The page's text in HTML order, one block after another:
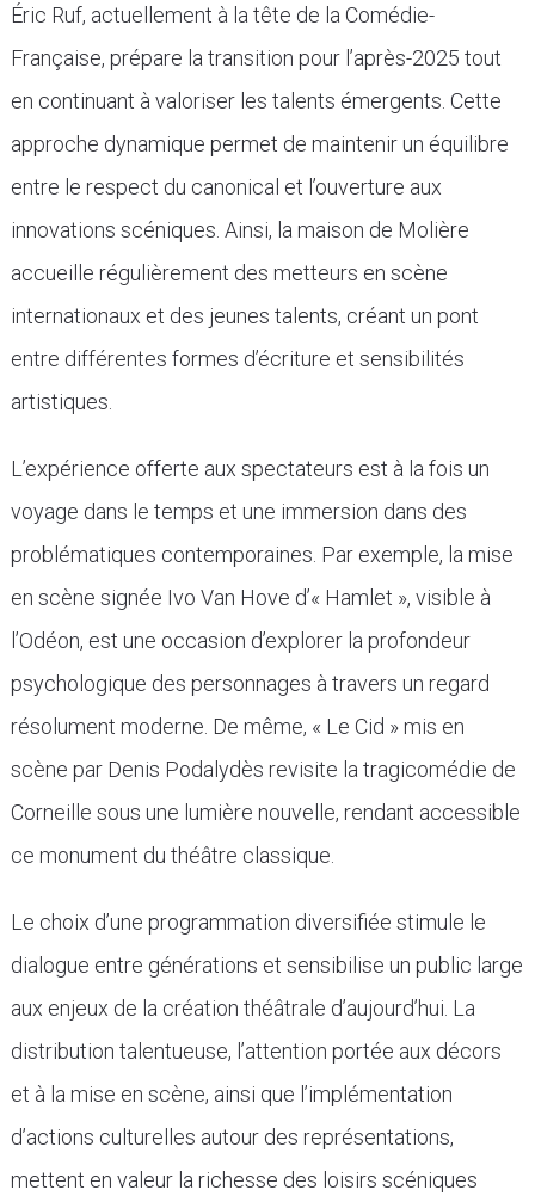
Éric Ruf, actuellement à la tête de la Comédie-
Française, prépare la transition pour l’après-2025 tout
en continuant à valoriser les talents émergents. Cette
approche dynamique permet de maintenir un équilibre
entre le respect du canonical et l’ouverture aux
innovations scéniques. Ainsi, la maison de Molière
accueille régulièrement des metteurs en scène
internationaux et des jeunes talents, créant un pont
entre différentes formes d’écriture et sensibilités
artistiques.
L’expérience offerte aux spectateurs est à la fois un
voyage dans le temps et une immersion dans des
problématiques contemporaines. Par exemple, la mise
en scène signée Ivo Van Hove d’« Hamlet », visible à
l’Odéon, est une occasion d’explorer la profondeur
psychologique des personnages à travers un regard
résolument moderne. De même, « Le Cid » mis en
scène par Denis Podalydès revisite la tragicomédie de
Corneille sous une lumière nouvelle, rendant accessible
ce monument du théâtre classique.
Le choix d’une programmation diversifiée stimule le
dialogue entre générations et sensibilise un public large
aux enjeux de la création théâtrale d’aujourd’hui. La
distribution talentueuse, l’attention portée aux décors
et à la mise en scène, ainsi que l’implémentation
d’actions culturelles autour des représentations,
mettent en valeur la richesse des loisirs scéniques